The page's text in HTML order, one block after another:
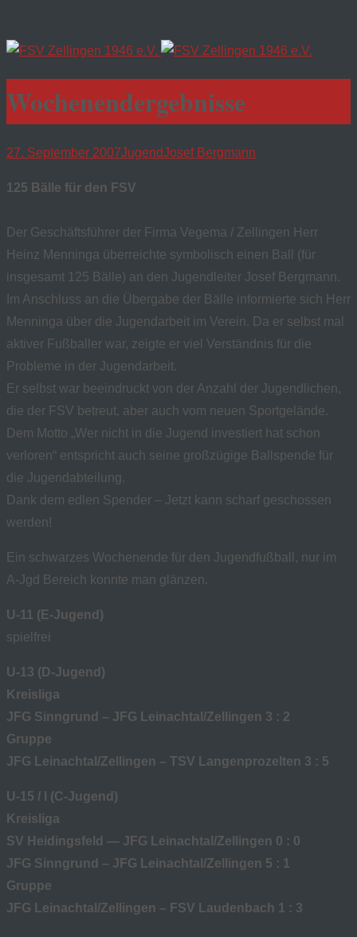
Wochenendergebnisse
27. September 2007JugendJosef Bergmann
125 Bälle für den FSV
Der Geschäftsführer der Firma Vegema / Zellingen Herr
Heinz Menninga überreichte symbolisch einen Ball (für
insgesamt 125 Bälle) an den Jugendleiter Josef Bergmann.
Im Anschluss an die Übergabe der Bälle informierte sich Herr
Menninga über die Jugendarbeit im Verein. Da er selbst mal
aktiver Fußballer war, zeigte er viel Verständnis für die
Probleme in der Jugendarbeit.
Er selbst war beeindruckt von der Anzahl der Jugendlichen,
die der FSV betreut, aber auch vom neuen Sportgelände.
Dem Motto „Wer nicht in die Jugend investiert hat schon
verloren“ entspricht auch seine großzügige Ballspende für
die Jugendabteilung.
Dank dem edlen Spender – Jetzt kann scharf geschossen
werden!
Ein schwarzes Wochenende für den Jugendfußball, nur im
A-Jgd Bereich konnte man glänzen.
U-11 (E-Jugend)
spielfrei
U-13 (D-Jugend)
Kreisliga
JFG Sinngrund – JFG Leinachtal/Zellingen 3 : 2
Gruppe
JFG Leinachtal/Zellingen – TSV Langenprozelten 3 : 5
U-15 / I (C-Jugend)
Kreisliga
SV Heidingsfeld — JFG Leinachtal/Zellingen 0 : 0
JFG Sinngrund – JFG Leinachtal/Zellingen 5 : 1
Gruppe
JFG Leinachtal/Zellingen – FSV Laudenbach 1 : 3